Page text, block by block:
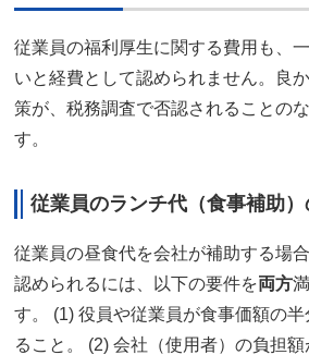
従業員の福利厚生に関する費用も、
いと経費として認められません。良
策が、税務調査で否認されることの
す。
従業員のランチ代（食事補助
従業員の昼食代を会社が補助する場
認められるには、以下の要件を両方
す。 (1) 役員や従業員が食事価額の
ること。 (2) 会社（使用者）の負担